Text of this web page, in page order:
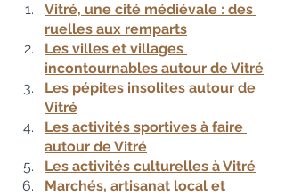
Vitré, une cité médiévale : des
ruelles aux remparts
Les villes et villages
incontournables autour de Vitré
Les pépites insolites autour de
Vitré
Les activités sportives à faire
autour de Vitré
Les activités culturelles à Vitré
Marchés, artisanat local et